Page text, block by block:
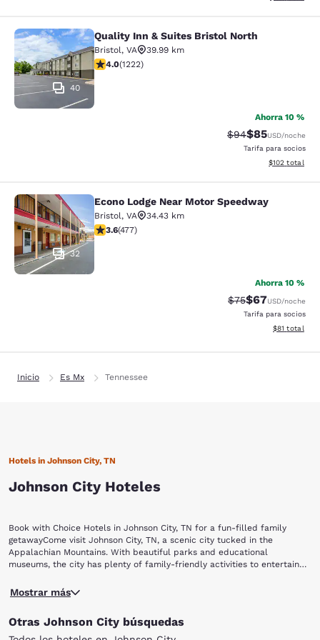
Quality Inn & Suites Bristol North
40
Quality Inn & Suites Bristol North
Bristol, VA
39.99 km
calificación de 4.03 estrellas. Muy bueno. 1222
4.0(1222)
Ahorra 10 %
Precio tachado:
$94Precio con
$85USD/noche
Tarifa para socios
Ver detalles
$102 total
Econo Lodge Near Motor Speedway
32
Econo Lodge Near Motor Speedway
Bristol, VA
34.43 km
calificación de 3.56 estrellas. Bueno. 477 reseñas
3.6(477)
Ahorra 10 %
Precio tachado:
$75Precio con
$67USD/noche
Tarifa para socios
Ver detalles
$81 total
Inicio Es Mx Tennessee
Hotels in Johnson City, TN
Johnson City Hoteles
Book with Choice Hotels in Johnson City, TN for a fun-filled family
getawayCome visit Johnson City, TN, a scenic city tucked in the
Appalachian Mountains. With beautiful parks and educational
museums, the city has plenty of family-friendly activities to entertain
then visit these popular attractions:Willow Springs Park Winged Deer
Enjoy the backdrop of the sprawling mountain range while you visit
Willow Springs Park. With several walking trails, a pond with fish and
and explore. Pack a picnic and have lunch on the picturesque
gazebo.Winged Deer Park is another excellent spot for fresh air and
Mostrar más
Otras Johnson City búsquedas